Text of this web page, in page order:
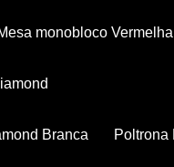
Mesa monobloco Vermelha
Branca